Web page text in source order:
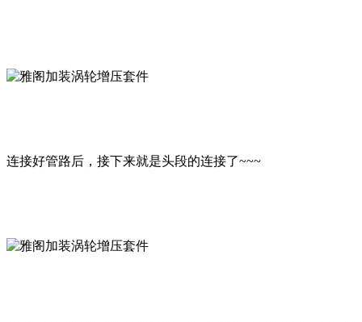
连接好管路后，接下来就是头段的连接了~~~